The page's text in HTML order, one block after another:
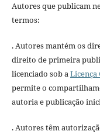
Autores que publicam
termos:
. Autores mantém os
direito de primeira
licenciado sob a
permite o
autoria e publicação
. Autores têm